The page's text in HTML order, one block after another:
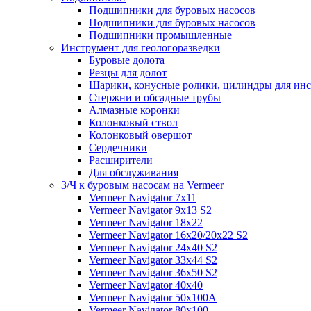
Подшипники для буровых насосов
Подшипники для буровых насосов
Подшипники промышленные
Инструмент для геологоразведки
Буровые долота
Резцы для долот
Шарики, конусные ролики, цилиндры для
Стержни и обсадные трубы
Алмазные коронки
Колонковый ствол
Колонковый овершот
Сердечники
Расширители
Для обслуживания
З/Ч к буровым насосам на Vermeer
Vermeer Navigator 7x11
Vermeer Navigator 9x13 S2
Vermeer Navigator 18x22
Vermeer Navigator 16x20/20x22 S2
Vermeer Navigator 24x40 S2
Vermeer Navigator 33x44 S2
Vermeer Navigator 36x50 S2
Vermeer Navigator 40x40
Vermeer Navigator 50x100A